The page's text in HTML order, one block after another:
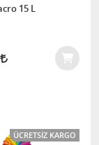
15 L
ÜCRETSIZ KARGO